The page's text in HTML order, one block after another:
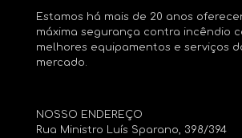
Estamos há mais de 20 anos
máxima segurança contra incêndio
melhores equipamentos e serviços
mercado.
NOSSO ENDEREÇO
Rua Ministro Luís Sparano, 398/394